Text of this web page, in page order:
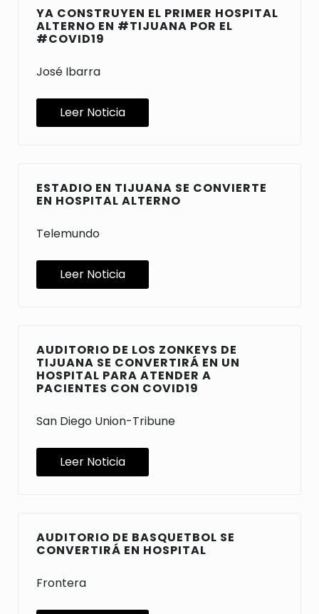
YA CONSTRUYEN EL PRIMER HOSPITAL
ALTERNO EN #TIJUANA POR EL
#COVID19
José Ibarra
Leer Noticia
ESTADIO EN TIJUANA SE CONVIERTE
EN HOSPITAL ALTERNO
Telemundo
Leer Noticia
AUDITORIO DE LOS ZONKEYS DE
TIJUANA SE CONVERTIRÁ EN UN
HOSPITAL PARA ATENDER A
PACIENTES CON COVID19
San Diego Union-Tribune
Leer Noticia
AUDITORIO DE BASQUETBOL SE
CONVERTIRÁ EN HOSPITAL
Frontera